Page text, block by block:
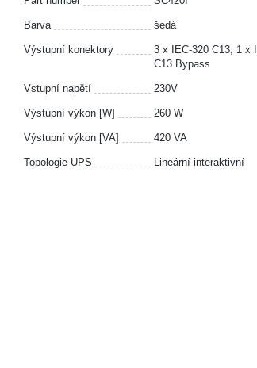
Barva šedá
Výstupní konektory
3 x IEC-320 C13, 1 x
C13 Bypass
Vstupní napětí 230V
Výstupní výkon [W] 260 W
Výstupní výkon [VA] 420 VA
Topologie UPS Lineární-interaktivní